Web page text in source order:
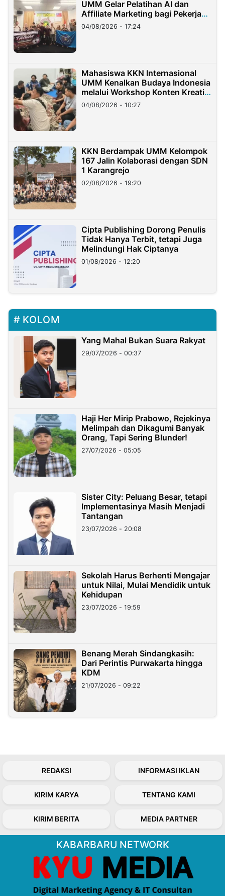
UMM Gelar Pelatihan AI dan
Affiliate Marketing bagi Pekerja
Migran Indonesia di Taiwan
04/08/2026 - 17:24
Mahasiswa KKN Internasional
UMM Kenalkan Budaya Indonesia
melalui Workshop Konten Kreatif
di Taiwan
04/08/2026 - 10:27
KKN Berdampak UMM Kelompok
167 Jalin Kolaborasi dengan SDN
1 Karangrejo
02/08/2026 - 19:20
Cipta Publishing Dorong Penulis
Tidak Hanya Terbit, tetapi Juga
Melindungi Hak Ciptanya
01/08/2026 - 12:20
KOLOM
Yang Mahal Bukan Suara Rakyat
29/07/2026 - 00:37
Haji Her Mirip Prabowo, Rejekinya
Melimpah dan Dikagumi Banyak
Orang, Tapi Sering Blunder!
27/07/2026 - 05:05
Sister City: Peluang Besar, tetapi
Implementasinya Masih Menjadi
Tantangan
23/07/2026 - 20:08
Sekolah Harus Berhenti Mengajar
untuk Nilai, Mulai Mendidik untuk
Kehidupan
23/07/2026 - 19:59
Benang Merah Sindangkasih:
Dari Perintis Purwakarta hingga
KDM
21/07/2026 - 09:22
REDAKSI INFORMASI IKLAN
KIRIM KARYA TENTANG KAMI
KIRIM BERITA MEDIA PARTNER
KABARBARU NETWORK